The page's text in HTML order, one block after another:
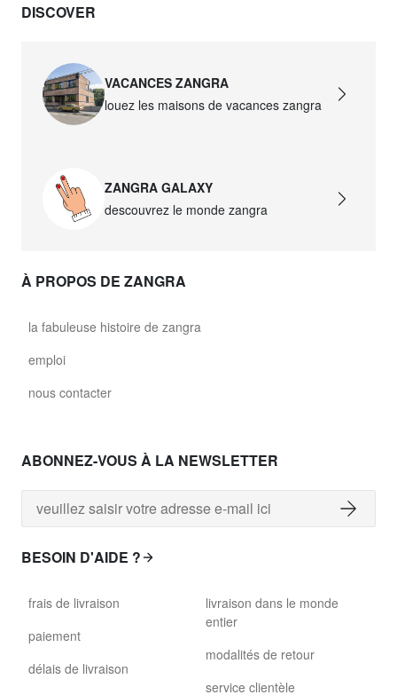
DISCOVER
VACANCES ZANGRA
louez les maisons de vacances zangra
ZANGRA GALAXY
descouvrez le monde zangra
À PROPOS DE ZANGRA
la fabuleuse histoire de zangra
emploi
nous contacter
ABONNEZ-VOUS À LA NEWSLETTER
BESOIN D'AIDE ?
frais de livraison
paiement
délais de livraison
livraison dans le monde
entier
modalités de retour
service clientèle